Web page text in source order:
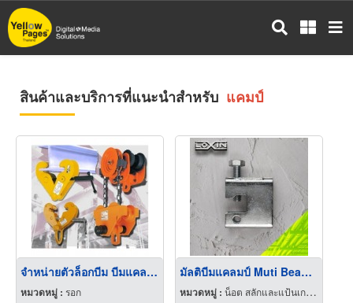
ข้าม
ไป
สินค้าและบริการที่แนะนำสำหรับ แคมป์
จำหน่ายตัวล็อกบีม บีมแคลมป์ รอกวิ่ง ทรอลี่ย์
หมวดหมู่ : รอก
มัลติบีมแคลมป์ Muti Beam Clamp
หมวดหมู่ :น็อต สลักและแป้นเกลียว